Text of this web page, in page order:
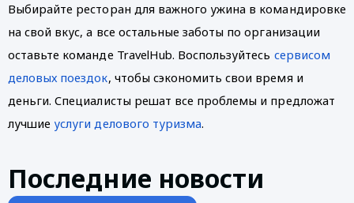
Выбирайте ресторан для важного ужина в командировке
на свой вкус, а все остальные заботы по организации
оставьте команде TravelHub. Воспользуйтесь сервисом
деловых поездок, чтобы сэкономить свои время и
деньги. Специалисты решат все проблемы и предложат
лучшие услуги делового туризма.
Последние новости